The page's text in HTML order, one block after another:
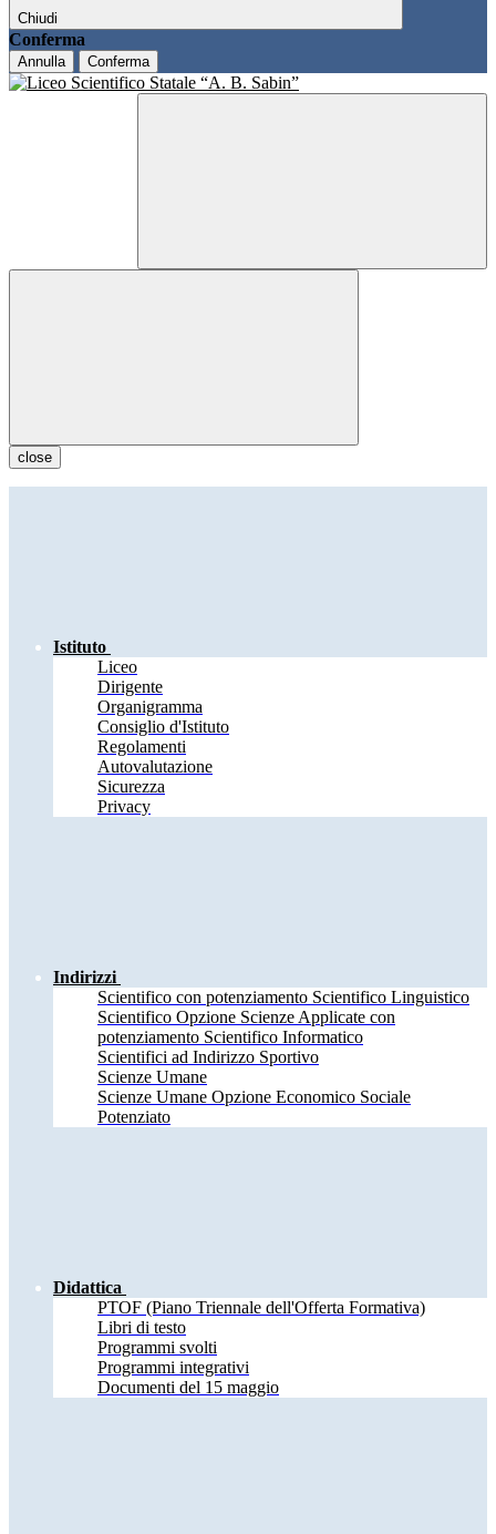
Chiudi
Conferma
Annulla Conferma
close
Istituto
Liceo
Dirigente
Organigramma
Consiglio d'Istituto
Regolamenti
Autovalutazione
Sicurezza
Privacy
Indirizzi
Scientifico con potenziamento Scientifico Linguistico
Scientifico Opzione Scienze Applicate con
potenziamento Scientifico Informatico
Scientifici ad Indirizzo Sportivo
Scienze Umane
Scienze Umane Opzione Economico Sociale
Potenziato
Didattica
PTOF (Piano Triennale dell'Offerta Formativa)
Libri di testo
Programmi svolti
Programmi integrativi
Documenti del 15 maggio